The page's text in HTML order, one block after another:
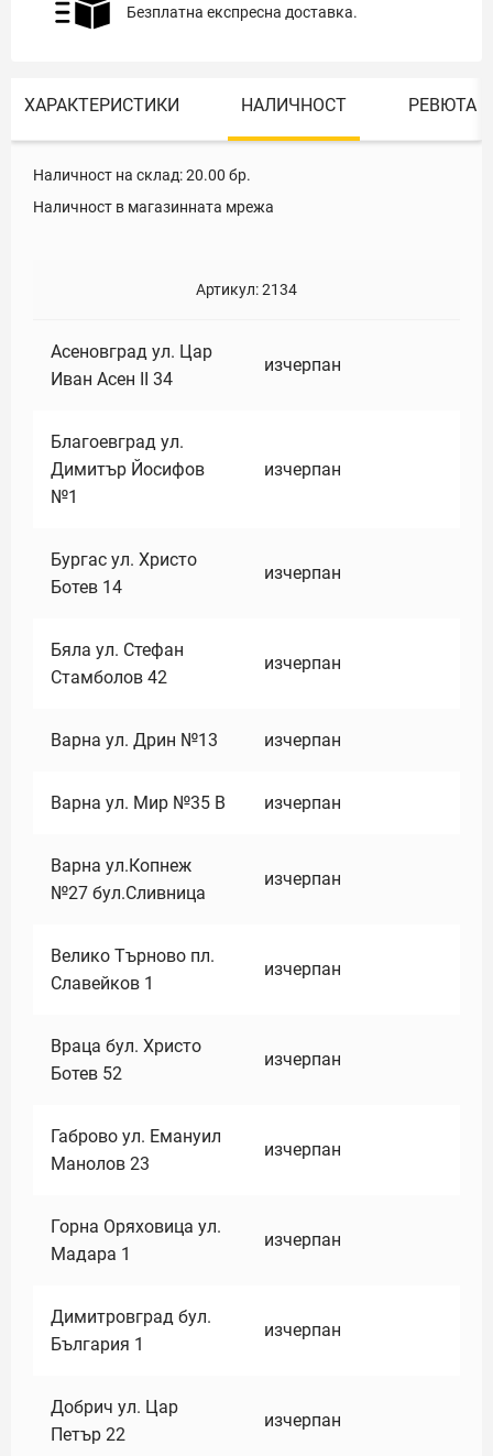
Безплатна експресна доставка.
ХАРАКТЕРИСТИКИ НАЛИЧНОСТ РЕВЮТА
Наличност на склад:20.00 бр.
Наличност в магазинната мрежа
Артикул:2134
Асеновград ул. Цар
Иван Асен II 34
изчерпан
Благоевград ул.
Димитър Йосифов
№1
изчерпан
Бургас ул. Христо
Ботев 14
изчерпан
Бяла ул. Стефан
Стамболов 42
изчерпан
Варна ул. Дрин №13 изчерпан
Варна ул. Мир №35 В изчерпан
Варна ул.Копнеж
№27 бул.Сливница
изчерпан
Велико Търново пл.
Славейков 1
изчерпан
Враца бул. Христо
Ботев 52
изчерпан
Габрово ул. Емануил
Манолов 23
изчерпан
Горна Оряховица ул.
Мадара 1
изчерпан
Димитровград бул.
България 1
изчерпан
Добрич ул. Цар
Петър 22
изчерпан